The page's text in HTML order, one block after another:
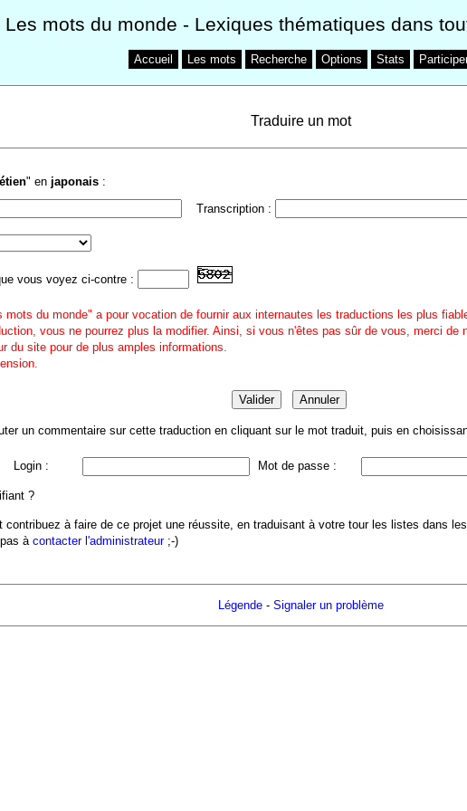
Les mots du monde - Lexiques thématiques dans
Accueil Les mots Recherche Options Stats
Traduire un mot
" en japonais:
Transcription :
vous voyez ci-contre :
mots du monde" a pour vocation de fournir aux internautes les traductions les plus
vous ne pourrez plus la modifier. Ainsi, si vous n'êtes pas sûr de vous, merci de
du site pour de plus amples informations.
un commentaire sur cette traduction en cliquant sur le mot traduit, puis en
Login : Mot de passe :
?
contribuez à faire de ce projet une réussite, en traduisant à votre tour les listes dans
à contacter l'administrateur;-)
Légende- Signaler un problème